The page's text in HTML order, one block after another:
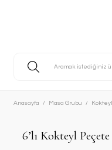
Anasayfa Masa Grubu
6’lı Kokteyl Peçete